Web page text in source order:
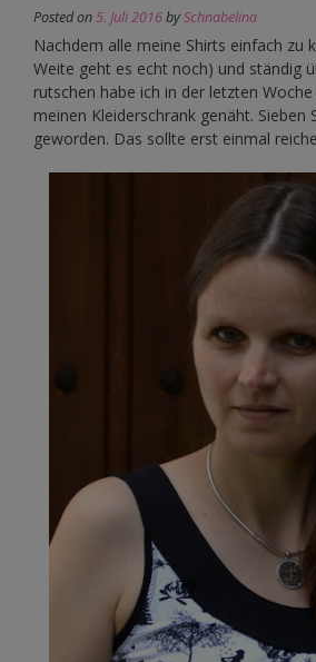
Posted on5. Juli 2016bySchnabelina
Nachdem alle meine Shirts einfach zu
Weite geht es echt noch) und ständig
rutschen habe ich in der letzten
meinen Kleiderschrank genäht. Sieben
geworden. Das sollte erst einmal